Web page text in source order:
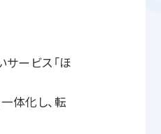
サービス「ほ
体化し、転